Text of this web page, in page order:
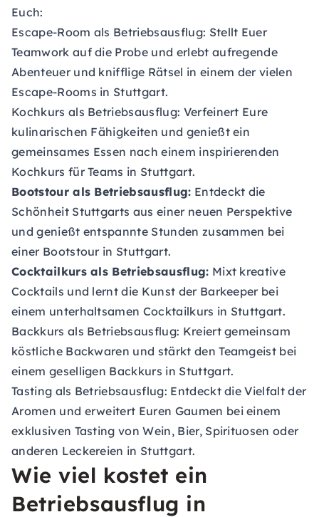
Euch:
Escape-Room als Betriebsausflug: Stellt Euer
Teamwork auf die Probe und erlebt aufregende
Abenteuer und knifflige Rätsel in einem der vielen
Escape-Rooms in Stuttgart.
Kochkurs als Betriebsausflug: Verfeinert Eure
kulinarischen Fähigkeiten und genießt ein
gemeinsames Essen nach einem inspirierenden
Kochkurs für Teams in Stuttgart.
Bootstour als Betriebsausflug: Entdeckt die
Schönheit Stuttgarts aus einer neuen Perspektive
und genießt entspannte Stunden zusammen bei
einer Bootstour in Stuttgart.
Cocktailkurs als Betriebsausflug: Mixt kreative
Cocktails und lernt die Kunst der Barkeeper bei
einem unterhaltsamen Cocktailkurs in Stuttgart.
Backkurs als Betriebsausflug: Kreiert gemeinsam
köstliche Backwaren und stärkt den Teamgeist bei
einem geselligen Backkurs in Stuttgart.
Tasting als Betriebsausflug: Entdeckt die Vielfalt der
Aromen und erweitert Euren Gaumen bei einem
exklusiven Tasting von Wein, Bier, Spirituosen oder
anderen Leckereien in Stuttgart.
Wie viel kostet ein
Betriebsausflug in